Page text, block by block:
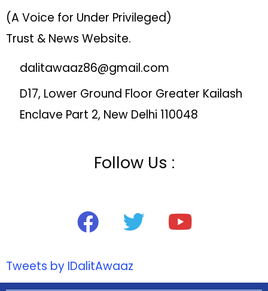
(A Voice for Under Privileged)
Trust & News Website.
dalitawaaz86@gmail.com
D17, Lower Ground Floor Greater Kailash
Enclave Part 2, New Delhi 110048
Follow Us :
Tweets by IDalitAwaaz